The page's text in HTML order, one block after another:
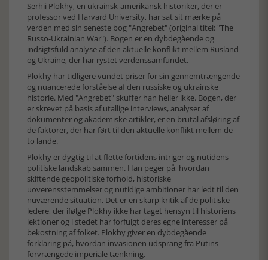
Serhii Plokhy, en ukrainsk-amerikansk historiker, der er
professor ved Harvard University, har sat sit mærke på
verden med sin seneste bog "Angrebet" (original titel: "The
Russo-Ukrainian War"). Bogen er en dybdegående og
indsigtsfuld analyse af den aktuelle konflikt mellem Rusland
og Ukraine, der har rystet verdenssamfundet.
Plokhy har tidligere vundet priser for sin gennemtrængende
og nuancerede forståelse af den russiske og ukrainske
historie. Med "Angrebet" skuffer han heller ikke. Bogen, der
er skrevet på basis af utallige interviews, analyser af
dokumenter og akademiske artikler, er en brutal afsløring af
de faktorer, der har ført til den aktuelle konflikt mellem de
to lande.
Plokhy er dygtig til at flette fortidens intriger og nutidens
politiske landskab sammen. Han peger på, hvordan
skiftende geopolitiske forhold, historiske
uoverensstemmelser og nutidige ambitioner har ledt til den
nuværende situation. Det er en skarp kritik af de politiske
ledere, der ifølge Plokhy ikke har taget hensyn til historiens
lektioner og i stedet har forfulgt deres egne interesser på
bekostning af folket. Plokhy giver en dybdegående
forklaring på, hvordan invasionen udsprang fra Putins
forvrængede imperiale tænkning.